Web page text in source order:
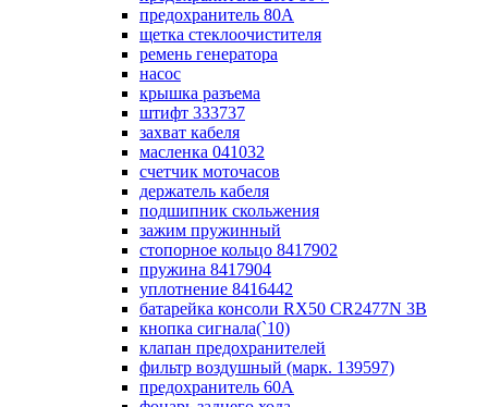
предохранитель 80А
щетка стеклоочистителя
ремень генератора
насос
крышка разъема
штифт 333737
захват кабеля
масленка 041032
счетчик моточасов
держатель кабеля
подшипник скольжения
зажим пружинный
стопорное кольцо 8417902
пружина 8417904
уплотнение 8416442
батарейка консоли RX50 CR2477N 3B
кнопка сигнала(`10)
клапан предохранителей
фильтр воздушный (марк. 139597)
предохранитель 60А